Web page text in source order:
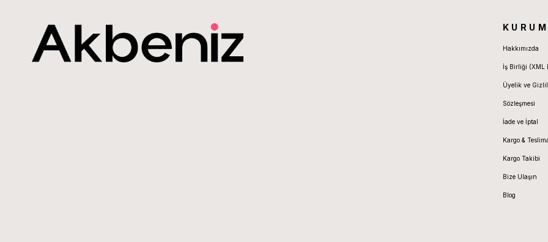
Hakkımızda
İş Birliği (XML
Üyelik ve
Sözleşmesi
İade ve İptal
Kargo &
Kargo Takibi
Bize Ulaşın
Blog